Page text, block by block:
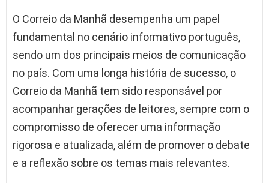
O Correio da Manhã desempenha um papel
fundamental no cenário informativo português,
sendo um dos principais meios de comunicação
no país. Com uma longa história de sucesso, o
Correio da Manhã tem sido responsável por
acompanhar gerações de leitores, sempre com o
compromisso de oferecer uma informação
rigorosa e atualizada, além de promover o debate
e a reflexão sobre os temas mais relevantes.